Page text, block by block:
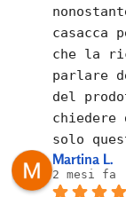
casacca
che la
parlare
del
chiedere
solo
Martina L.
2 mesi fa